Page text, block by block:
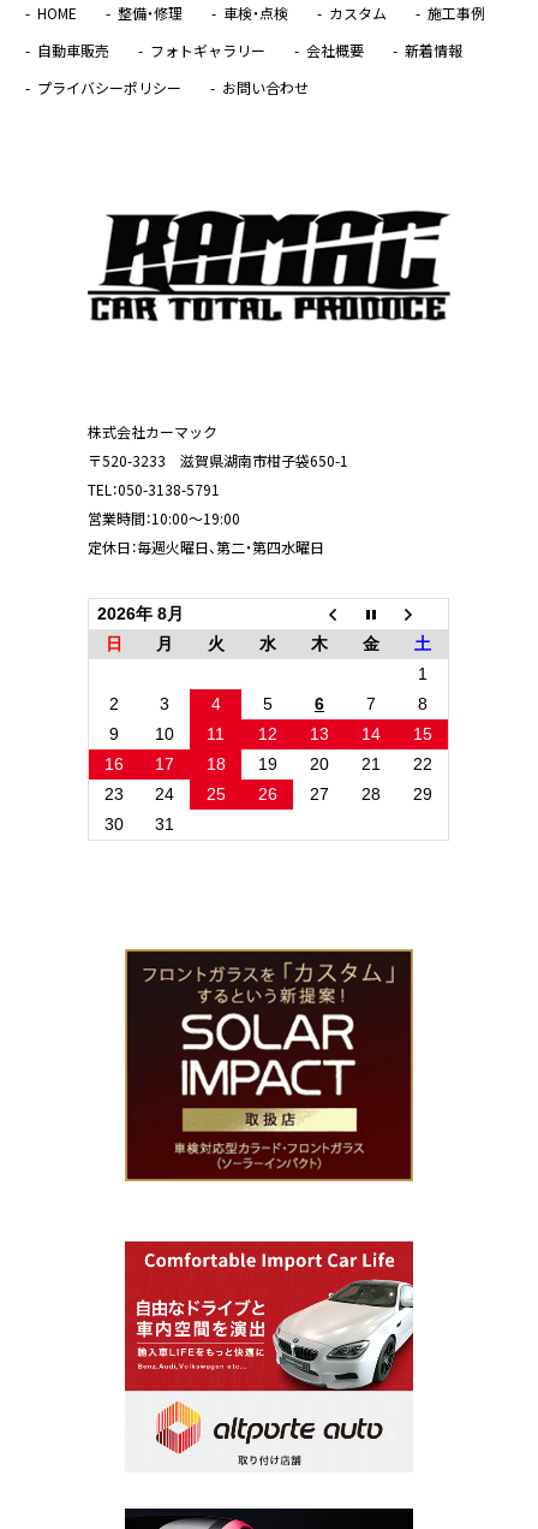
HOME 整備・修理 車検・点検 カスタム
施工事例
自動車販売
フォトギャラリー 会社概要
新着情報
プライバシーポリシー
お問い合わせ
株式会社カーマック
〒520-3233 滋賀県湖南市柑子袋650-1
TEL：050-3138-5791
営業時間：10:00～19:00
定休日：毎週火曜日、第二・第四水曜日
2026年 8月
日
月 火 水 木 金
土
1
2
3 4 5 6 7
8
9
10 11 12 13 14
15
16
17 18 19 20 21
22
23
24 25 26 27 28
29
30
31